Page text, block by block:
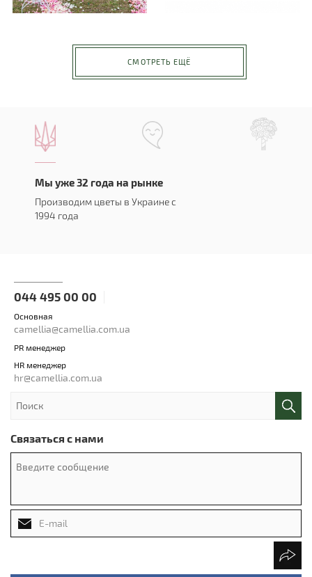
СМОТРЕТЬ ЕЩЁ
Мы уже 32 года на рынке
Производим цветы в Украине с
1994 года
044 495 00 00
Основная
camellia@camellia.com.ua
PR менеджер
HR менеджер
hr@camellia.com.ua
Связаться с нами